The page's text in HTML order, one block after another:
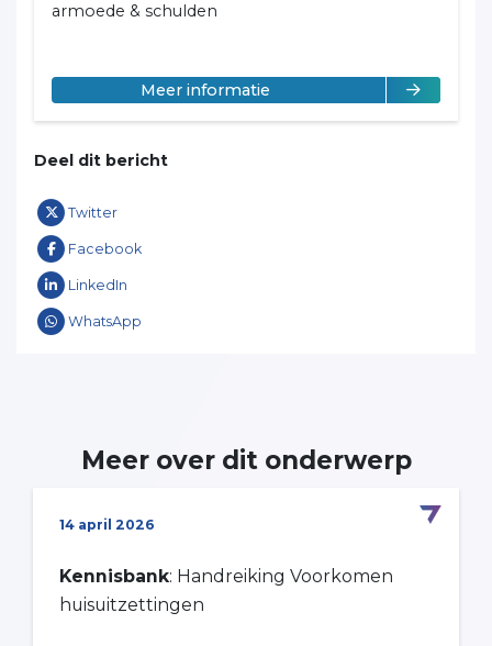
armoede & schulden
Meer informatieover Bianca Bouter
Deel dit bericht
Twitter
Facebook
LinkedIn
WhatsApp
Meer over dit onderwerp
14 april 2026
Kennisbank: Handreiking Voorkomen
huisuitzettingen